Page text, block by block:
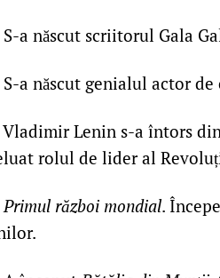
S-a născut scriitorul Gala
S-a născut genialul actor
Vladimir Lenin s-a întors
rolul de lider al
Primul război mondial.